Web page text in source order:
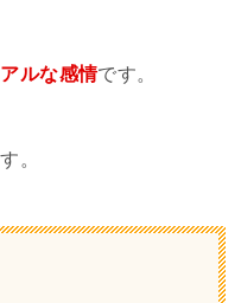
ルな感情です。
。